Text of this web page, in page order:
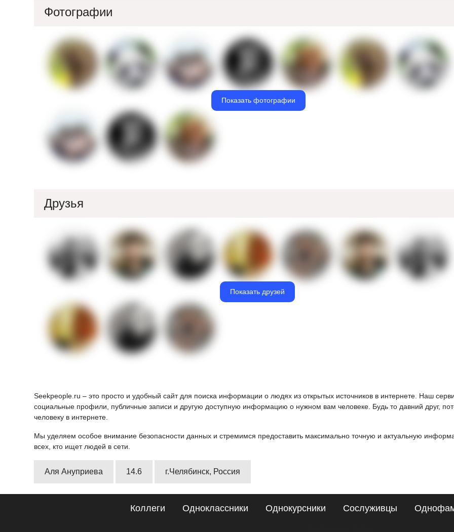
Фотографии
Показать фотографии
Друзья
Показать друзей
Seekpeople.ru – это просто и удобный сайт для поиска информации о людях из открытых источников в интернете. Наш
социальные профили, публичные записи и другую доступную информацию о нужном вам человеке. Будь то давний друг,
человеку в интернете.
Мы уделяем особое внимание безопасности данных и стремимся предоставить максимально точную и актуальную
всех, кто ищет людей в сети.
Аля Ануприева 14.6 г.Челябинск, Россия
Коллеги Одноклассники Однокурсники Сослуживцы